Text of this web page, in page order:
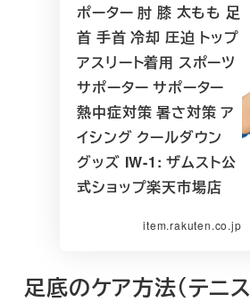
ポーター 肘 膝 太もも 足
首 手首 冷却 圧迫 トップ
アスリート着用 スポーツ
サポーター サポーター
熱中症対策 暑さ対策 ア
イシング クールダウン
グッズ IW-1: ザムスト公
式ショップ楽天市場店
item.rakuten.co.jp
足底のケア方法（テニ